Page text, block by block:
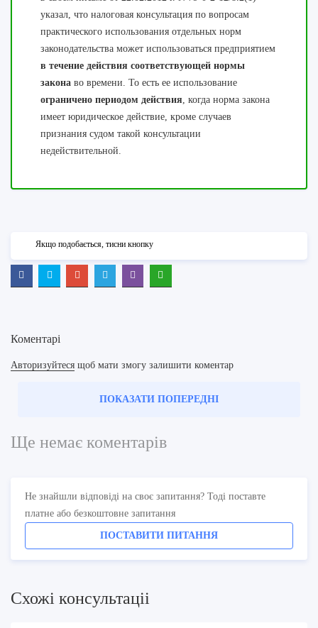
указал, что налоговая консультация по вопросам
практического использования отдельных норм
законодательства может использоваться предприятием
в течение действия соответствующей нормы
закона во времени. То есть ее использование
ограничено периодом действия, когда норма закона
имеет юридическое действие, кроме случаев
признания судом такой консультации
недействительной.
Якщо подобається, тисни кнопку
Коментарі
Авторизуйтеся щоб мати змогу залишити коментар
ПОКАЗАТИ ПОПЕРЕДНІ
Ще немає коментарів
Не знайшли відповіді на своє запитання? Тоді поставте
платне або безкоштовне запитання
ПОСТАВИТИ ПИТАННЯ
Схожi консультацii